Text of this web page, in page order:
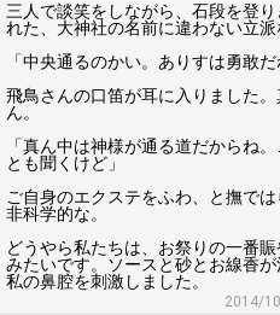
三人で談笑をしながら、石段を登
れた、大神社の名前に違わない立派
「中央通るのかい。ありすは勇敢だ
飛鳥さんの口笛が耳に入りました
ん。
「真ん中は神様が通る道だから
とも聞くけど」
ご自身のエクステをふわ、と撫で
非科学的な。
どうやら私たちは、お祭りの一番
みたいです。ソースと砂とお線香
私の鼻腔を刺激しました。
2014/